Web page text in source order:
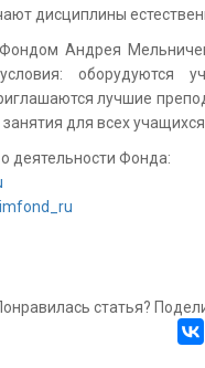
дисциплины
Андрея
оборудуются
лучшие
для всех
деятельности Фонда:
статья?